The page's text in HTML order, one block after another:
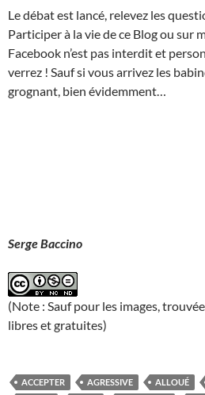
Le débat est lancé, relevez les
Participer à la vie de ce Blog ou sur
Facebook n’est pas interdit et
verrez ! Sauf si vous arrivez les
grognant, bien évidemment…
Serge Baccino
(Note : Sauf pour les images,
libres et gratuites)
ACCEPTER AGRESSIVE ALLOUÉ